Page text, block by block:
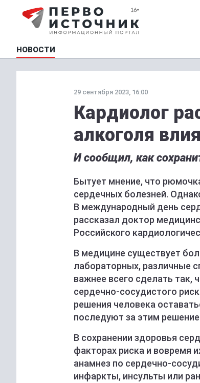
НОВОСТИ
29 сентября 2023, 16:00
Кардиолог
алкоголя
И сообщил, как
Бытует мнение, что
сердечных болезней.
В международный день
рассказал доктор
Российского
В медицине существует
лабораторных, различные
важнее всего сделать так,
сердечно-сосудистого
решения человека
последуют за этим
В сохранении здоровья
факторах риска и вовремя
анамнез по сердечно-
инфаркты, инсульты или